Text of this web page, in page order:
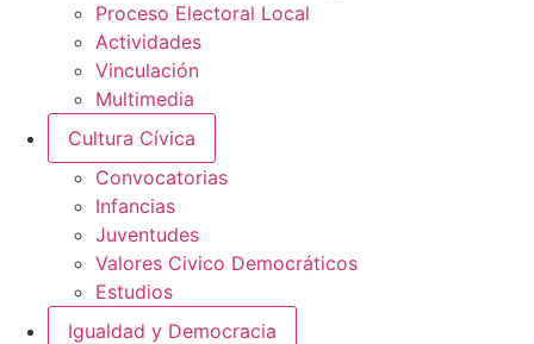
Proceso Electoral Local
Actividades
Vinculación
Multimedia
Cultura Cívica
Convocatorias
Infancias
Juventudes
Valores Civico Democráticos
Estudios
Igualdad y Democracia